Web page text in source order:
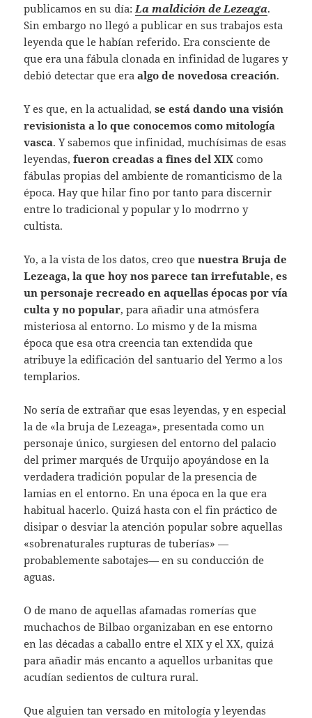
publicamos en su día:La maldición de Lezeaga.
Sin embargo no llegó a publicar en sus trabajos esta
leyenda que le habían referido. Era consciente de
que era una fábula clonada en infinidad de lugares y
debió detectar que eraalgo de novedosa creación.
Y es que, en la actualidad,se está dando una visión
revisionista a lo que conocemos como mitología
vasca. Y sabemos que infinidad, muchísimas de esas
leyendas,fueron creadas a fines del XIX como
fábulas propias del ambiente de romanticismo de la
época. Hay que hilar fino por tanto para discernir
entre lo tradicional y popular y lo modrrno y
cultista.
Yo, a la vista de los datos, creo quenuestra Bruja de
Lezeaga, la que hoy nos parece tan irrefutable, es
un personaje recreado en aquellas épocas por vía
culta y no popular, para añadir una atmósfera
misteriosa al entorno. Lo mismo y de la misma
época que esa otra creencia tan extendida que
atribuye la edificación del santuario del Yermo a los
templarios.
No sería de extrañar que esas leyendas, y en especial
la de «la bruja de Lezeaga», presentada como un
personaje único, surgiesen del entorno del palacio
del primer marqués de Urquijo apoyándose en la
verdadera tradición popular de la presencia de
lamias en el entorno. En una época en la que era
habitual hacerlo. Quizá hasta con el fin práctico de
disipar o desviar la atención popular sobre aquellas
«sobrenaturales rupturas de tuberías» —
probablemente sabotajes— en su conducción de
aguas.
O de mano de aquellas afamadas romerías que
muchachos de Bilbao organizaban en ese entorno
en las décadas a caballo entre el XIX y el XX, quizá
para añadir más encanto a aquellos urbanitas que
acudían sedientos de cultura rural.
Que alguien tan versado en mitología y leyendas